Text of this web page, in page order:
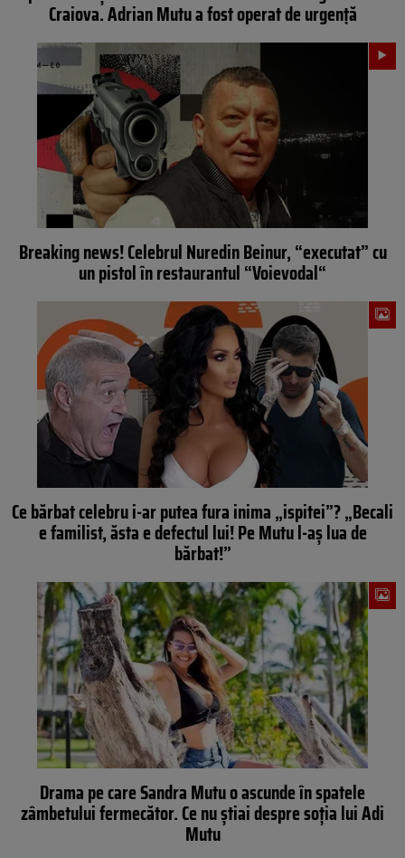
Craiova. Adrian Mutu a fost operat de urgență
Breaking news! Celebrul Nuredin Beinur, “executat” cu
un pistol în restaurantul “Voievodal“
Ce bărbat celebru i-ar putea fura inima „ispitei”? „Becali
e familist, ăsta e defectul lui! Pe Mutu l-aș lua de
bărbat!”
Drama pe care Sandra Mutu o ascunde în spatele
zâmbetului fermecător. Ce nu știai despre soția lui Adi
Mutu